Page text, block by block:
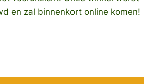
en zal binnenkort online komen!